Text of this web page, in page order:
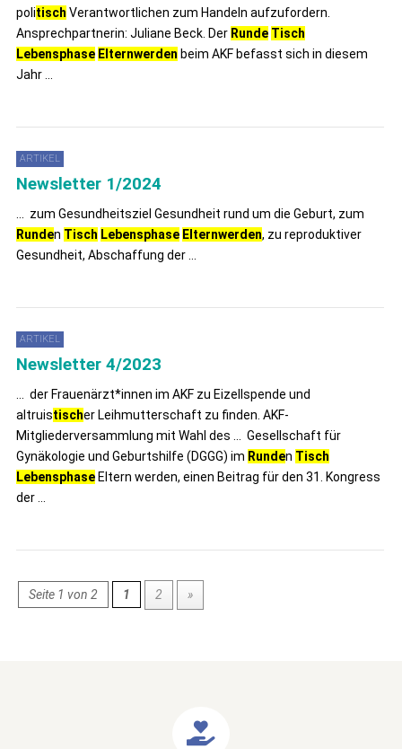
politisch Verantwortlichen zum Handeln aufzufordern.
Ansprechpartnerin: Juliane Beck. Der Runde Tisch
Lebensphase Elternwerden beim AKF befasst sich in diesem
Jahr ...
ARTIKEL
Newsletter 1/2024
... zum Gesundheitsziel Gesundheit rund um die Geburt, zum
Runden Tisch Lebensphase Elternwerden, zu reproduktiver
Gesundheit, Abschaffung der ...
ARTIKEL
Newsletter 4/2023
... der Frauenärzt*innen im AKF zu Eizellspende und
altruistischer Leihmutterschaft zu finden. AKF-
Mitgliederversammlung mit Wahl des ... Gesellschaft für
Gynäkologie und Geburtshilfe (DGGG) im Runden Tisch
Lebensphase Eltern werden, einen Beitrag für den 31. Kongress
der ...
Seite 1 von 2 1 2 »